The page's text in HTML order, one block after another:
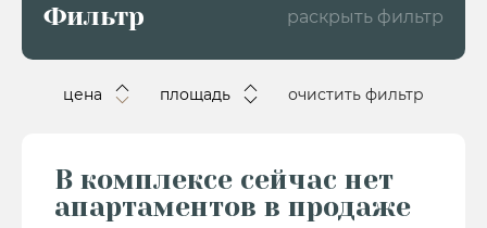
Фильтр раскрыть фильтр
цена площадь очистить фильтр
В комплексе сейчас нет
апартаментов в продаже